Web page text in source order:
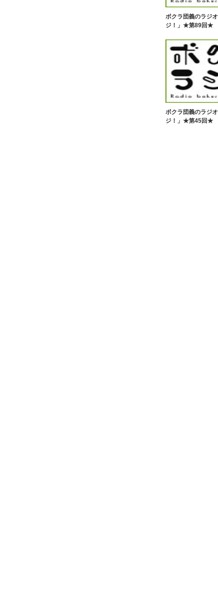
ボクラ団義のラジ
ジ！」★第89回★
ボクラ団義のラジ
ジ！」★第45回★